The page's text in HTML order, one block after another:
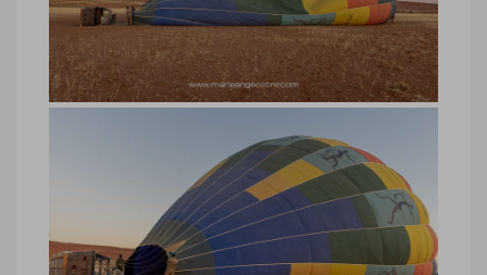
Namibie, vol ballon ou montgolfière
au-dessus du désert du Namib
Namibie, vol ballon ou montgolfière au-
dessus du désert du Namib © Marie-